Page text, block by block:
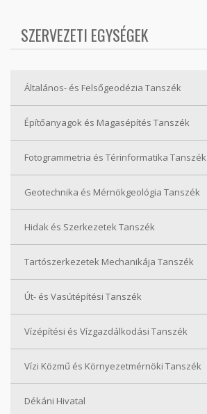
SZERVEZETI EGYSÉGEK
Általános- és Felsőgeodézia Tanszék
Építőanyagok és Magasépítés Tanszék
Fotogrammetria és Térinformatika Tanszék
Geotechnika és Mérnökgeológia Tanszék
Hidak és Szerkezetek Tanszék
Tartószerkezetek Mechanikája Tanszék
Út- és Vasútépítési Tanszék
Vízépítési és Vízgazdálkodási Tanszék
Vízi Közmű és Környezetmérnöki Tanszék
Dékáni Hivatal